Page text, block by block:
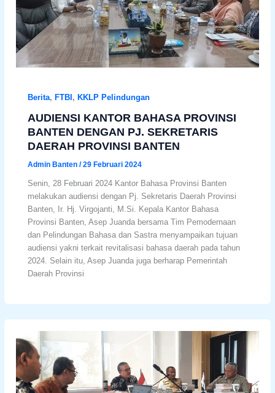
Berita, FTBI , KKLP Pelindungan
AUDIENSI KANTOR BAHASA PROVINSI
BANTEN DENGAN PJ. SEKRETARIS
DAERAH PROVINSI BANTEN
Admin Banten/29 Februari 2024
Senin, 28 Februari 2024 Kantor Bahasa Provinsi Banten
melakukan audiensi dengan Pj. Sekretaris Daerah Provinsi
Banten, Ir. Hj. Virgojanti, M.Si. Kepala Kantor Bahasa
Provinsi Banten, Asep Juanda bersama Tim Pemodernaan
dan Pelindungan Bahasa dan Sastra menyampaikan tujuan
audiensi yakni terkait revitalisasi bahasa daerah pada tahun
2024. Selain itu, Asep Juanda juga berharap Pemerintah
Daerah Provinsi